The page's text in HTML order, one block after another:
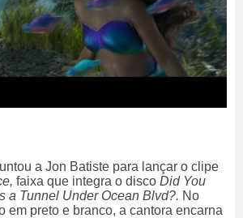
a Jon Batiste para lançar o clipe
faixa que integra o disco Did You
a Tunnel Under Ocean Blvd?. No
em preto e branco, a cantora encarna